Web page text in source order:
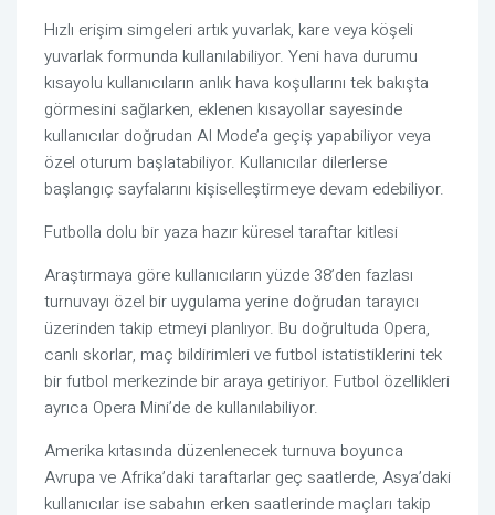
Hızlı erişim simgeleri artık yuvarlak, kare veya köşeli
yuvarlak formunda kullanılabiliyor. Yeni hava durumu
kısayolu kullanıcıların anlık hava koşullarını tek bakışta
görmesini sağlarken, eklenen kısayollar sayesinde
kullanıcılar doğrudan AI Mode’a geçiş yapabiliyor veya
özel oturum başlatabiliyor. Kullanıcılar dilerlerse
başlangıç sayfalarını kişiselleştirmeye devam edebiliyor.
Futbolla dolu bir yaza hazır küresel taraftar kitlesi
Araştırmaya göre kullanıcıların yüzde 38’den fazlası
turnuvayı özel bir uygulama yerine doğrudan tarayıcı
üzerinden takip etmeyi planlıyor. Bu doğrultuda Opera,
canlı skorlar, maç bildirimleri ve futbol istatistiklerini tek
bir futbol merkezinde bir araya getiriyor. Futbol özellikleri
ayrıca Opera Mini’de de kullanılabiliyor.
Amerika kıtasında düzenlenecek turnuva boyunca
Avrupa ve Afrika’daki taraftarlar geç saatlerde, Asya’daki
kullanıcılar ise sabahın erken saatlerinde maçları takip